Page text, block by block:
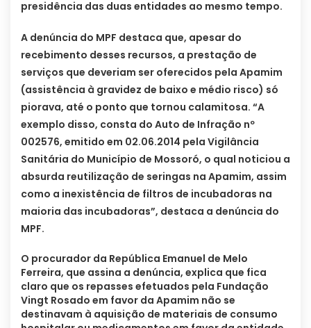
presidência das duas entidades ao mesmo tempo.
A denúncia do MPF destaca que, apesar do
recebimento desses recursos, a prestação de
serviços que deveriam ser oferecidos pela Apamim
(assistência à gravidez de baixo e médio risco) só
piorava, até o ponto que tornou calamitosa. “A
exemplo disso, consta do Auto de Infração nº
002576, emitido em 02.06.2014 pela Vigilância
Sanitária do Município de Mossoró, o qual noticiou a
absurda reutilização de seringas na Apamim, assim
como a inexistência de filtros de incubadoras na
maioria das incubadoras”, destaca a denúncia do
MPF.
O procurador da República Emanuel de Melo
Ferreira, que assina a denúncia, explica que fica
claro que os repasses efetuados pela Fundação
Vingt Rosado em favor da Apamim não se
destinavam à aquisição de materiais de consumo